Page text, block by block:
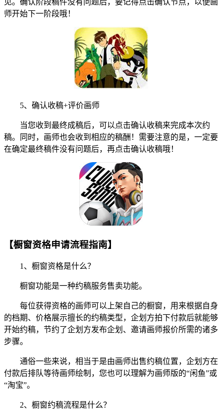
师开始下一阶段哦！
5、确认收稿+评价画师
当您收到最终成稿后，可以点击确认收稿来完成本次约
稿。同时，画师也会收到相应的稿酬！需要注意的是，一定要
在确定最终稿件没有问题后，再点击确认收稿哦！
【橱窗资格申请流程指南】
1、橱窗资格是什么？
橱窗功能是一种约稿服务售卖功能。
每位获得资格的画师可以上架自己的橱窗，用来根据自身
的档期、价格展示擅长的约稿类型，企划方拍下付款后就能够
开始约稿，节约了企划方发布企划、邀请画师报价所需的诸多
步骤。
通俗一些来说，相当于是由画师出售约稿位置，企划方在
付款后排队等待画师绘制，您也可以理解为画师版的“闲鱼”或
“淘宝”。
2、橱窗约稿流程是什么？